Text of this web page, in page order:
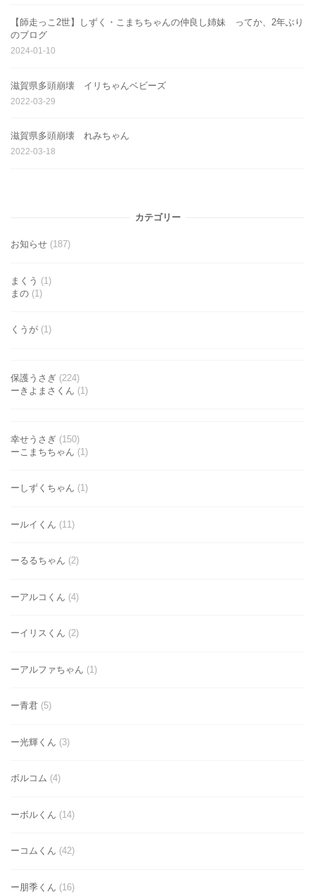
【師走っこ2世】しずく・こまちちゃんの仲良し姉妹 ってか、2年ぶり
のブログ
2024-01-10
滋賀県多頭崩壊 イリちゃんベビーズ
2022-03-29
滋賀県多頭崩壊 れみちゃん
2022-03-18
カテゴリー
お知らせ (187)
まくう (1)
まの (1)
くうが (1)
保護うさぎ (224)
ーきよまさくん (1)
幸せうさぎ (150)
ーこまちちゃん (1)
ーしずくちゃん (1)
ールイくん (11)
ーるるちゃん (2)
ーアルコくん (4)
ーイリスくん (2)
ーアルファちゃん (1)
ー青君 (5)
ー光輝くん (3)
ボルコム (4)
ーボルくん (14)
ーコムくん (42)
ー朋季くん (16)